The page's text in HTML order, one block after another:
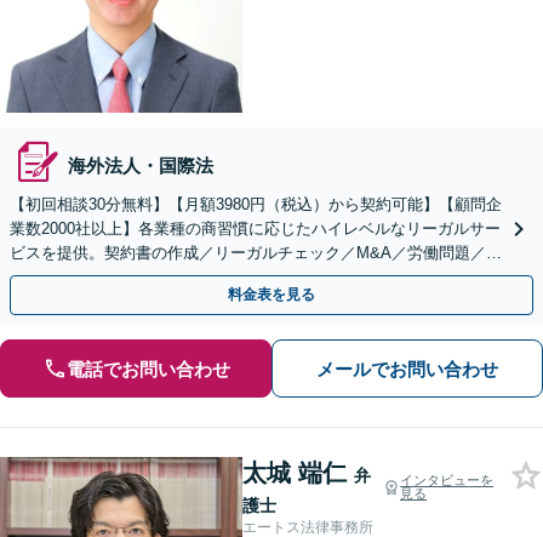
海外法人・国際法
【初回相談30分無料】【月額3980円（税込）から契約可能】【顧問企
業数2000社以上】各業種の商習慣に応じたハイレベルなリーガルサー
ビスを提供。契約書の作成／リーガルチェック／M&A／労働問題／知
的財産等、お任せください【他士業連携可能】
料金表を見る
電話でお問い合わせ メールでお問い合わせ
太城 端仁 弁
護士
インタビューを
見る
エートス法律事務所